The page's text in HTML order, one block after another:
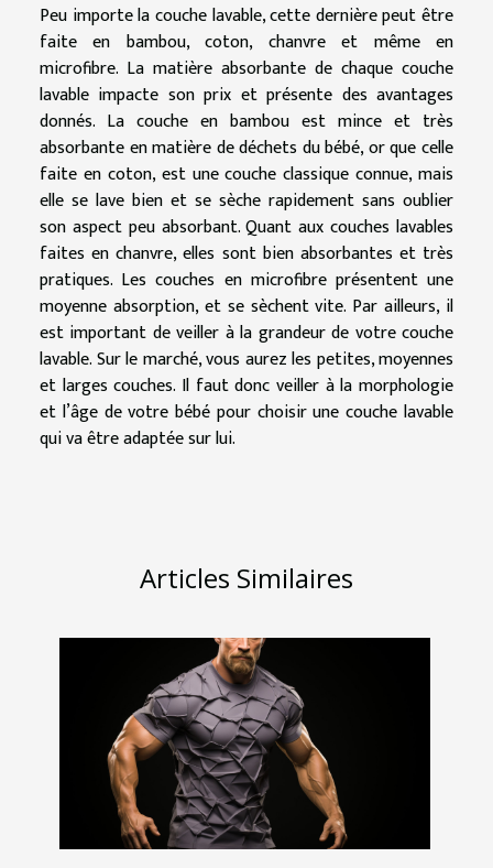
Peu importe la couche lavable, cette dernière peut être
faite en bambou, coton, chanvre et même en
microfibre. La matière absorbante de chaque couche
lavable impacte son prix et présente des avantages
donnés. La couche en bambou est mince et très
absorbante en matière de déchets du bébé, or que celle
faite en coton, est une couche classique connue, mais
elle se lave bien et se sèche rapidement sans oublier
son aspect peu absorbant. Quant aux couches lavables
faites en chanvre, elles sont bien absorbantes et très
pratiques. Les couches en microfibre présentent une
moyenne absorption, et se sèchent vite. Par ailleurs, il
est important de veiller à la grandeur de votre couche
lavable. Sur le marché, vous aurez les petites, moyennes
et larges couches. Il faut donc veiller à la morphologie
et l’âge de votre bébé pour choisir une couche lavable
qui va être adaptée sur lui.
Articles Similaires